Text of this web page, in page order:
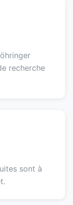
recherche
sont à